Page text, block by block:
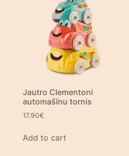
Jautro Clementoni
automašīnu tornis
17.90€
Add to cart